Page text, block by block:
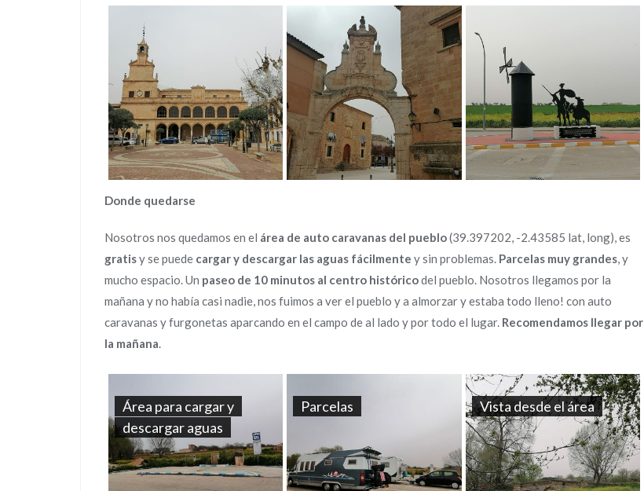
Donde quedarse
Nosotros nos quedamos en el área de auto caravanas del pueblo(39.397202, -2.43585 lat, long), es
gratisy se puede cargar y descargar las aguas fácilmente y sin problemas. Parcelas muy grandes, y
mucho espacio. Un paseo de 10 minutos al centro históricodel pueblo. Nosotros llegamos por la
mañana y no había casi nadie, nos fuimos a ver el pueblo y a almorzar y estaba todo lleno! con auto
caravanas y furgonetas aparcando en el campo de al lado y por todo el lugar. Recomendamos llegar por
la mañana.
Área para cargar y
descargar aguas
Parcelas Vista desde el área